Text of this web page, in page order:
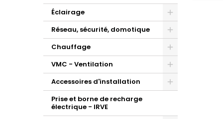
Éclairage
Réseau, sécurité, domotique
Chauffage
VMC - Ventilation
Accessoires d'installation
Prise et borne de recharge
électrique - IRVE